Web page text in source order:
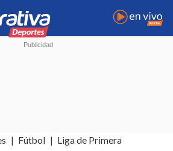
Fútbol Liga de Primera